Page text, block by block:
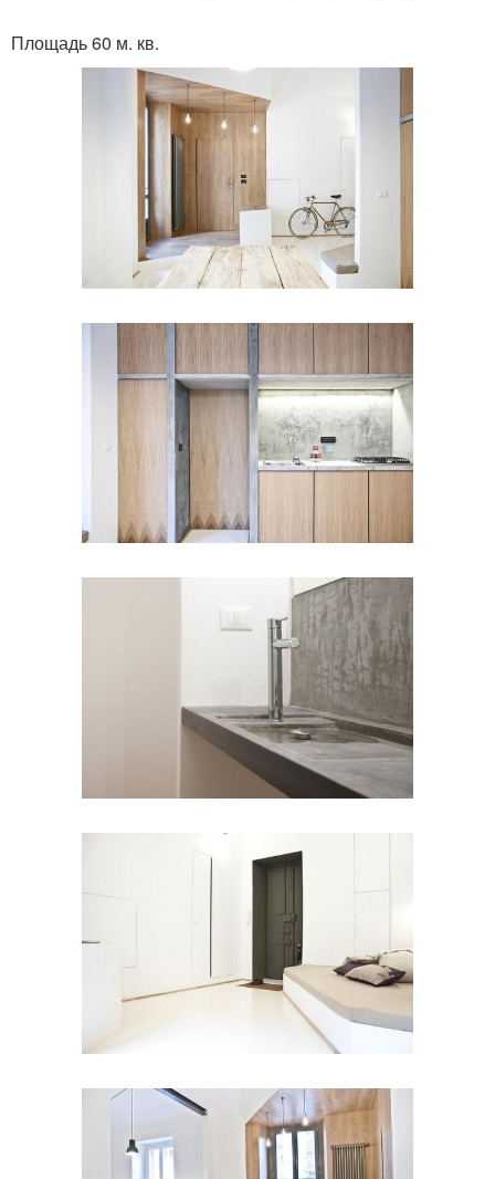
Площадь 60 м. кв.